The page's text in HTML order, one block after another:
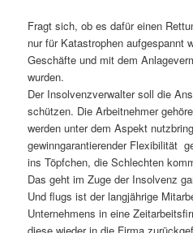
Fragt sich, ob es dafür einen
nur für Katastrophen aufgespannt
Geschäfte und mit dem
wurden.
Der Insolvenzverwalter soll die
schützen. Die Arbeitnehmer
werden unter dem Aspekt
gewinngarantierender Flexibilität
ins Töpfchen, die Schlechten
Das geht im Zuge der Insolvenz
Und flugs ist der langjährige
Unternehmens in eine